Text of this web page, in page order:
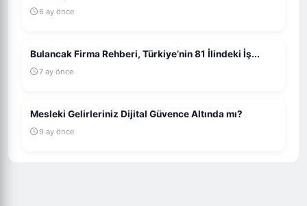
6 ay önce
Bulancak Firma Rehberi, Türkiye’nin 81 İlindeki İş...
7 ay önce
Mesleki Gelirleriniz Dijital Güvence Altında mı?
9 ay önce